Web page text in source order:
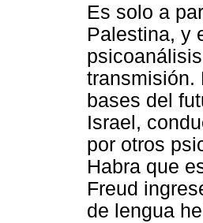
Es solo a
Palestina, y
transmisión.
bases del
Israel,
por otros
Habra que
Freud
de lengua